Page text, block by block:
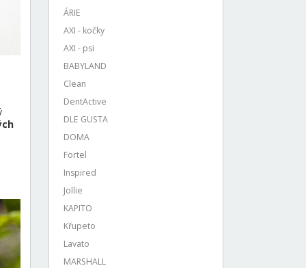
ÁRIE
AXI - kočky
AXI - psi
BABYLAND
Clean
DentActive
DLE GUSTA
DOMA
Fortel
Inspired
Jollie
KAPITO
Křupeto
Lavato
MARSHALL